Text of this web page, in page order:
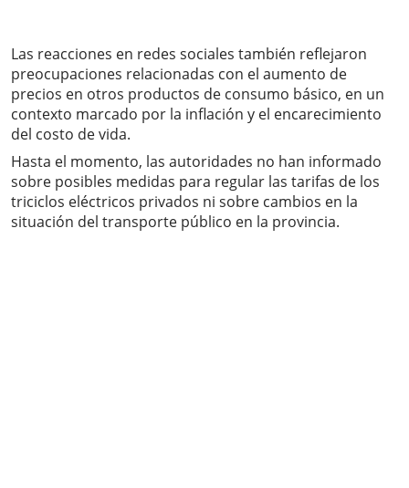
Las reacciones en redes sociales también reflejaron
preocupaciones relacionadas con el aumento de
precios en otros productos de consumo básico, en un
contexto marcado por la inflación y el encarecimiento
del costo de vida.
Hasta el momento, las autoridades no han informado
sobre posibles medidas para regular las tarifas de los
triciclos eléctricos privados ni sobre cambios en la
situación del transporte público en la provincia.